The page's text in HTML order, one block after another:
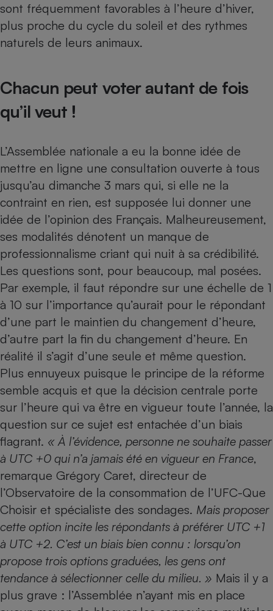
sont fréquemment favorables à l’heure d’hiver,
plus proche du cycle du soleil et des rythmes
naturels de leurs animaux.
Chacun peut voter autant de fois
qu’il veut !
L’Assemblée nationale a eu la bonne idée de
mettre en ligne une consultation ouverte à tous
jusqu’au dimanche 3 mars qui, si elle ne la
contraint en rien, est supposée lui donner une
idée de l’opinion des Français. Malheureusement,
ses modalités dénotent un manque de
professionnalisme criant qui nuit à sa crédibilité.
Les questions sont, pour beaucoup, mal posées.
Par exemple, il faut répondre sur une échelle de 1
à 10 sur l’importance qu’aurait pour le répondant
d’une part le maintien du changement d’heure,
d’autre part la fin du changement d’heure. En
réalité il s’agit d’une seule et même question.
Plus ennuyeux puisque le principe de la réforme
semble acquis et que la décision centrale porte
sur l’heure qui va être en vigueur toute l’année, la
question sur ce sujet est entachée d’un biais
flagrant. « À l’évidence, personne ne souhaite passer
à UTC +0 qui n’a jamais été en vigueur en France,
remarque Grégory Caret, directeur de
l’Observatoire de la consommation de l’UFC-Que
Choisir et spécialiste des sondages. Mais proposer
cette option incite les répondants à préférer UTC +1
à UTC +2. C’est un biais bien connu : lorsqu’on
propose trois options graduées, les gens ont
tendance à sélectionner celle du milieu. » Mais il y a
plus grave : l’Assemblée n’ayant mis en place
Cafetière à expressos
Robot ménager